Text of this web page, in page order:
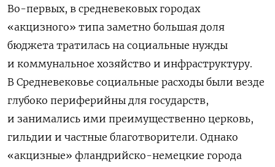
Во-первых, в средневековых городах
«акцизного» типа заметно большая доля
бюджета тратилась на социальные нужды
и коммунальное хозяйство и инфраструктуру.
В Средневековье социальные расходы были везде
глубоко периферийны для государств,
и занимались ими преимущественно церковь,
гильдии и частные благотворители. Однако
«акцизные» фландрийско-немецкие города